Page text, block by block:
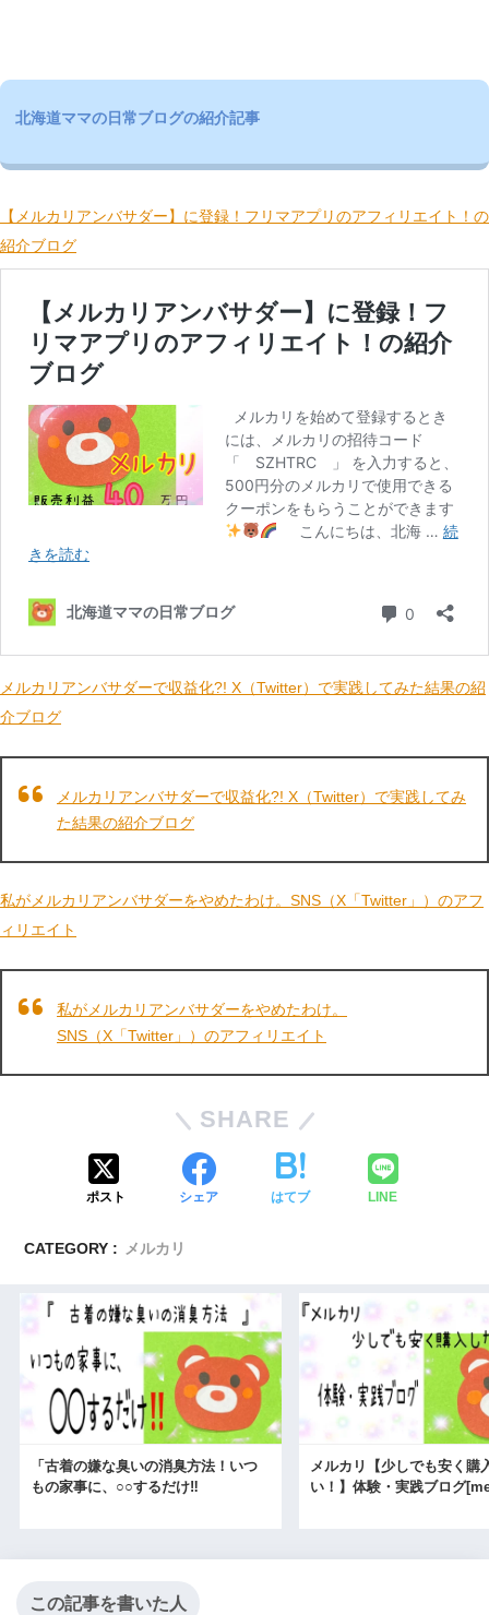
北海道ママの日常ブログの紹介記事
【メルカリアンバサダー】に登録！フリマアプリのアフィリエイト！の
紹介ブログ
メルカリアンバサダーで収益化?! X（Twitter）で実践してみた結果の紹
介ブログ
メルカリアンバサダーで収益化?! X（Twitter）で実践してみ
た結果の紹介ブログ
私がメルカリアンバサダーをやめたわけ。SNS（X「Twitter」）のアフ
ィリエイト
私がメルカリアンバサダーをやめたわけ。
SNS（X「Twitter」）のアフィリエイト
SHARE
ポスト シェア はてブ LINE
CATEGORY : メルカリ
「古着の嫌な臭いの消臭方法！いつ
もの家事に、○○するだけ‼
メルカリ【少しでも安く購
い！】体験・実践ブログ
この記事を書いた人